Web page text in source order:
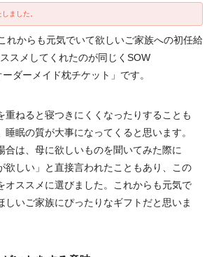
ました。
れからも元気でいて欲しいご家族への初任給
スメしてくれたのが同じくSOW
ダーメイド枕チケット」です。
重ねると寝つきにくくなったりすることも
睡眠の質が大事になってくると思います。
合は、母に欲しいものを聞いてみた際に
欲しい」と直接言われたこともあり、この
オススメに選びました。これからも元気で
しいご家族にぴったりなギフトだと思いま